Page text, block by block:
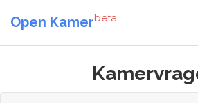
Open Kamerbeta